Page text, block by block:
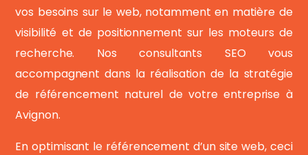
vos besoins sur le web, notamment en matière de
visibilité et de positionnement sur les moteurs de
recherche. Nos consultants SEO vous
accompagnent dans la réalisation de la stratégie
de référencement naturel de votre entreprise à
Avignon.
En optimisant le référencement d’un site web, ceci